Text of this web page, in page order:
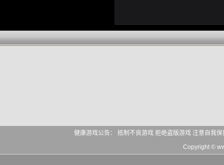
健康游戏公告： 抵制不良游戏 拒绝盗版游戏 注意自我
Copyright ©